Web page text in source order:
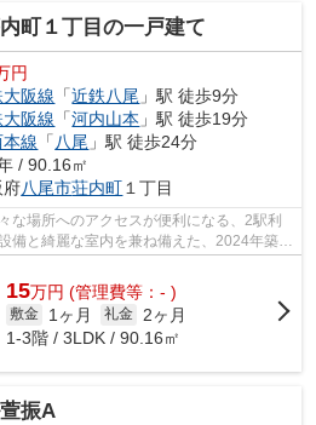
町１丁目の一戸建て
円
阪線 「近鉄八尾 」駅 徒歩9分
阪線 「河内山本 」駅 徒歩19分
本線 「八尾 」駅 徒歩24分
/ 90.16㎡
府八尾市荘内町１丁目
な場所へのアクセスが便利になる、2駅利
備と綺麗な室内を兼ね備えた、2024年築の
、グレ...
15万円 (管理費等：- )
敷金 1ヶ月 礼金
2ヶ月
1-3階 / 3LDK / 90.16㎡
振A